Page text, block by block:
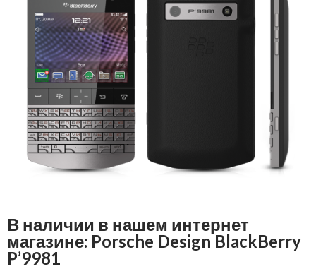
В наличии в нашем интернет
магазине: Porsche Design BlackBerry
P’9981